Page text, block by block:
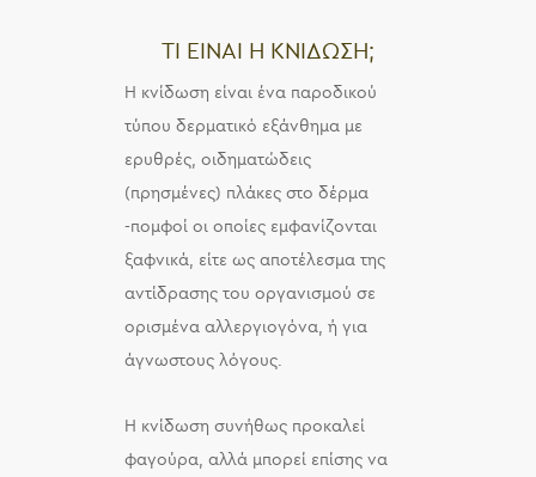
ΤΙ ΕΙΝΑΙ Η ΚΝΙΔΩΣΗ;
Η κνίδωση είναι ένα παροδικού
τύπου δερματικό εξάνθημα με
ερυθρές, οιδηματώδεις
(πρησμένες) πλάκες στο δέρμα
-πομφοί οι οποίες εμφανίζονται
ξαφνικά, είτε ως αποτέλεσμα της
αντίδρασης του οργανισμού σε
ορισμένα αλλεργιογόνα, ή για
άγνωστους λόγους.
Η κνίδωση συνήθως προκαλεί
φαγούρα, αλλά μπορεί επίσης να